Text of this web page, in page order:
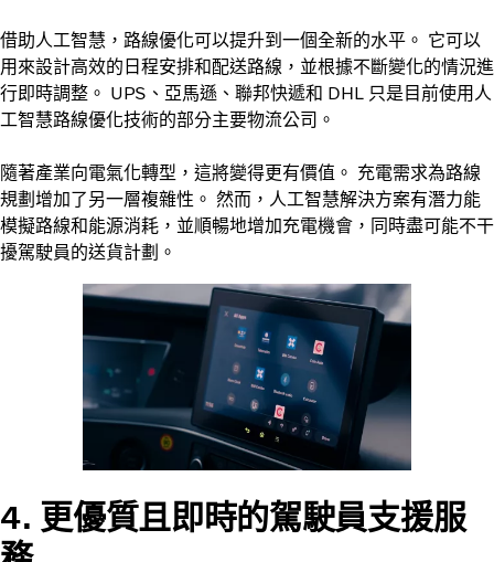
借助人工智慧，路線優化可以提升到一個全新的水平。 它可以
用來設計高效的日程安排和配送路線，並根據不斷變化的情況進
行即時調整。 UPS、亞馬遜、聯邦快遞和 DHL 只是目前使用人
工智慧路線優化技術的部分主要物流公司。
隨著產業向電氣化轉型，這將變得更有價值。 充電需求為路線
規劃增加了另一層複雜性。 然而，人工智慧解決方案有潛力能
模擬路線和能源消耗，並順暢地增加充電機會，同時盡可能不干
擾駕駛員的送貨計劃。
4. 更優質且即時的駕駛員支援服